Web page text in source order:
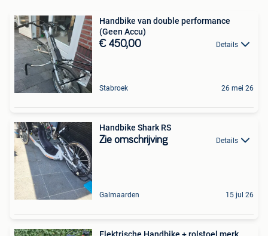
Handbike van double performance
(Geen Accu)
€ 450,00 Details
Stabroek 26 mei 26
Handbike Shark RS
Zie omschrijving Details
Galmaarden 15 jul 26